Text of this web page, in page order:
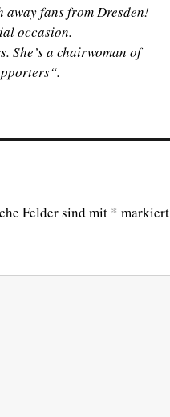
away fans from Dresden!
occasion.
She’s a chairwoman of
Felder sind mit * markiert